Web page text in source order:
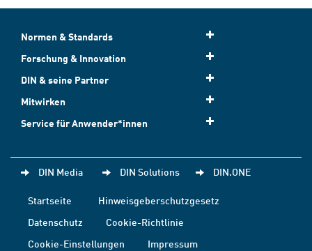
Normen & Standards
Forschung & Innovation
DIN & seine Partner
Mitwirken
Service für Anwender*innen
DIN Media DIN Solutions DIN.ONE
Startseite
Hinweisgeberschutzgesetz
Datenschutz
Cookie-Richtlinie
Cookie-Einstellungen
Impressum